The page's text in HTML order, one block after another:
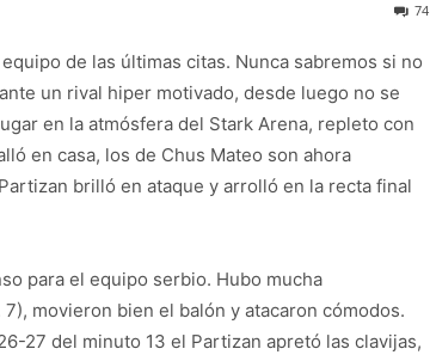
74
de las últimas citas. Nunca sabremos si no
un rival hiper motivado, desde luego no se
en la atmósfera del Stark Arena, repleto con
en casa, los de Chus Mateo son ahora
brilló en ataque y arrolló en la recta final
para el equipo serbio. Hubo mucha
movieron bien el balón y atacaron cómodos.
27 del minuto 13 el Partizan apretó las clavijas,